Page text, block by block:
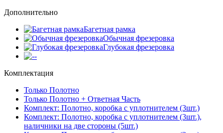
Дополнительно
Багетная рамка
Обычная фрезеровка
Глубокая фрезеровка
-
Комплектация
Только Полотно
Только Полотно + Ответная Часть
Комплект: Полотно, коробка с уплотнителем (3шт.)
Комплект: Полотно, коробка с уплотнителем (3шт.),
наличники на две стороны (5шт.)